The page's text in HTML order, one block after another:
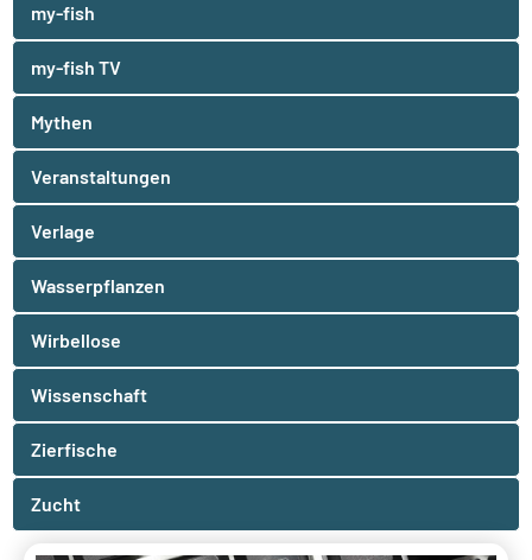
my-fish
my-fish TV
Mythen
Veranstaltungen
Verlage
Wasserpflanzen
Wirbellose
Wissenschaft
Zierfische
Zucht